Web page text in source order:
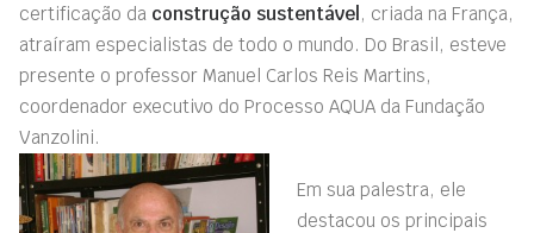
certificação da construção sustentável , criada na França,
atraíram especialistas de todo o mundo. Do Brasil, esteve
presente o professor Manuel Carlos Reis Martins,
coordenador executivo do Processo AQUA da Fundação
Vanzolini.
Em sua palestra, ele
destacou os principais